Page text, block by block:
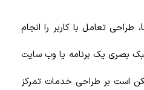
با این حال، برخی از طراحان UX، طراحی تعامل با کاربر را انجام
بصری یک برنامه یا وب سایت
است بر طراحی خدمات تمرکز